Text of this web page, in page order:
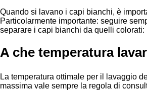
Quando si lavano i capi bianchi, è
Particolarmente importante: seguire
separare i capi bianchi da quelli
A che temperatura
La temperatura ottimale per il lavaggio
massima vale sempre la regola di